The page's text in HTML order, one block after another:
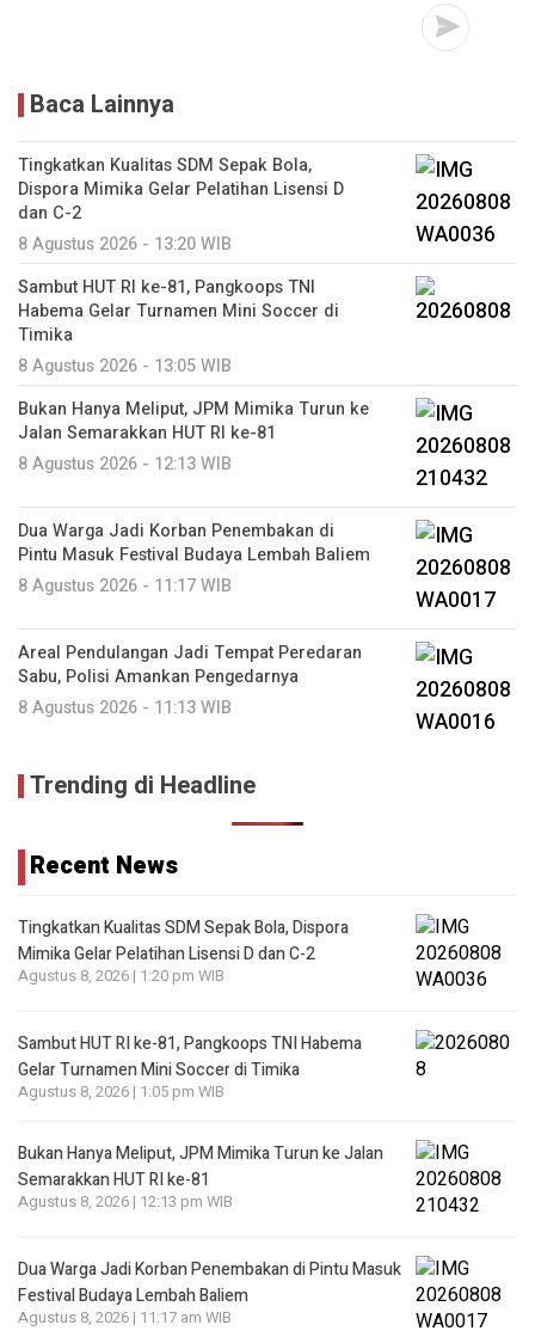
Baca Lainnya
Tingkatkan Kualitas SDM Sepak Bola,
Dispora Mimika Gelar Pelatihan Lisensi D
dan C-2
8 Agustus 2026 - 13:20 WIB
Sambut HUT RI ke-81, Pangkoops TNI
Habema Gelar Turnamen Mini Soccer di
Timika
8 Agustus 2026 - 13:05 WIB
Bukan Hanya Meliput, JPM Mimika Turun ke
Jalan Semarakkan HUT RI ke-81
8 Agustus 2026 - 12:13 WIB
Dua Warga Jadi Korban Penembakan di
Pintu Masuk Festival Budaya Lembah Baliem
8 Agustus 2026 - 11:17 WIB
Areal Pendulangan Jadi Tempat Peredaran
Sabu, Polisi Amankan Pengedarnya
8 Agustus 2026 - 11:13 WIB
Trending di Headline
Recent News
Tingkatkan Kualitas SDM Sepak Bola, Dispora
Mimika Gelar Pelatihan Lisensi D dan C-2
Agustus 8, 2026 | 1:20 pm WIB
Sambut HUT RI ke-81, Pangkoops TNI Habema
Gelar Turnamen Mini Soccer di Timika
Agustus 8, 2026 | 1:05 pm WIB
Bukan Hanya Meliput, JPM Mimika Turun ke Jalan
Semarakkan HUT RI ke-81
Agustus 8, 2026 | 12:13 pm WIB
Dua Warga Jadi Korban Penembakan di Pintu Masuk
Festival Budaya Lembah Baliem
Agustus 8, 2026 | 11:17 am WIB